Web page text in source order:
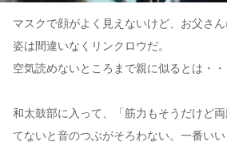
マスクで顔がよく見えないけど、お父さ
姿は間違いなくリンクロウだ。
空気読めないところまで親に似るとは・・
和太鼓部に入って、「筋力もそうだけど
てないと音のつぶがそろわない。一番い